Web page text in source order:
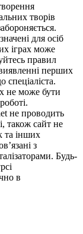
творів
для осіб
іграх може
правил
перших
спеціаліста.
не може бути
не проводить
також сайт не
та інших
з
Будь-
в